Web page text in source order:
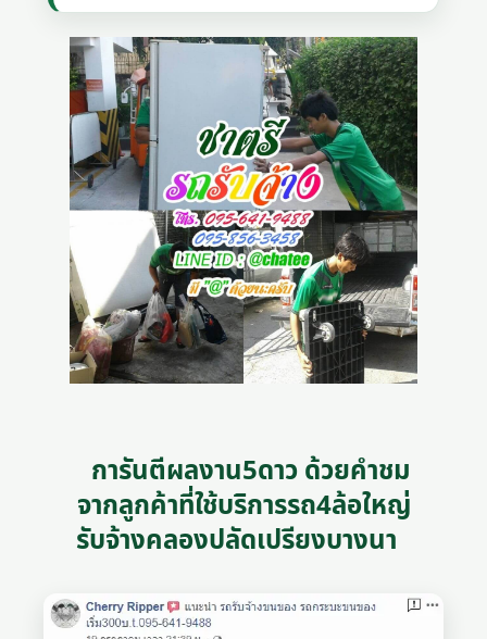
การันตีผลงาน5ดาว ด้วยคำชม
จากลูกค้าที่ใช้บริการรถ4ล้อใหญ่
รับจ้างคลองปลัดเปรียงบางนา